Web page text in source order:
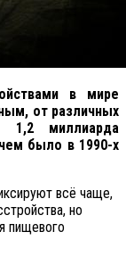
в мире
от различных
1,2 миллиарда
было в 1990-х
всё чаще,
но
пищевого